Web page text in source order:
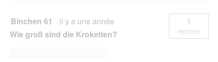
Binchen 61 · il y a une année
Wie groß sind die Kroketten?
1
réponse